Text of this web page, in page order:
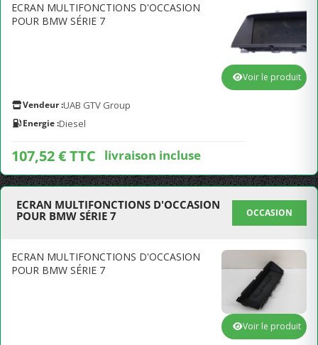
ECRAN MULTIFONCTIONS D'OCCASION
POUR BMW SÉRIE 7
Vendeur :UAB GTV Group
Energie :Diesel
107,52 € TTC livraison incluse
Voir le produit
ECRAN MULTIFONCTIONS D'OCCASION
POUR BMW SÉRIE 7
OCCASION
ECRAN MULTIFONCTIONS D'OCCASION
POUR BMW SÉRIE 7
Voir le produit